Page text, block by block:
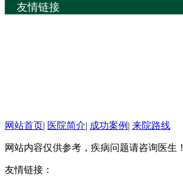
友情链接
网站首页| 医院简介| 成功案例 | 来院路线
网站内容仅供参考，疾病问题请咨询医生！
友情链接：